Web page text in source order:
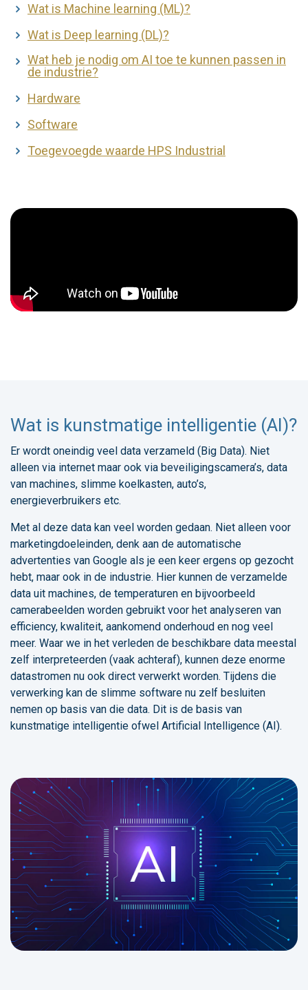
Wat is Machine learning (ML)?
Wat is Deep learning (DL)?
Wat heb je nodig om AI toe te kunnen passen in
de industrie?
Hardware
Software
Toegevoegde waarde HPS Industrial
Wat is kunstmatige intelligentie (AI)?
Er wordt oneindig veel data verzameld (Big Data). Niet
alleen via internet maar ook via beveiligingscamera’s, data
van machines, slimme koelkasten, auto’s,
energieverbruikers etc.
Met al deze data kan veel worden gedaan. Niet alleen voor
marketingdoeleinden, denk aan de automatische
advertenties van Google als je een keer ergens op gezocht
hebt, maar ook in de industrie. Hier kunnen de verzamelde
data uit machines, de temperaturen en bijvoorbeeld
camerabeelden worden gebruikt voor het analyseren van
efficiency, kwaliteit, aankomend onderhoud en nog veel
meer. Waar we in het verleden de beschikbare data meestal
zelf interpreteerden (vaak achteraf), kunnen deze enorme
datastromen nu ook direct verwerkt worden. Tijdens die
verwerking kan de slimme software nu zelf besluiten
nemen op basis van die data. Dit is de basis van
kunstmatige intelligentie ofwel Artificial Intelligence (AI).